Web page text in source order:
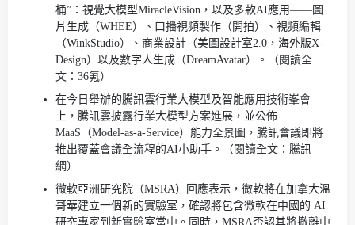
桶”：視覺大模型MiracleVision，以及多款AI應用——圖
片生成（WHEE）、口播視頻製作（開拍）、視頻編輯
（WinkStudio）、商業設計（美圖設計室2.0，海外版X-
Design）以及數字人生成（DreamAvatar）。（閱讀全
文：36氪）
在今日舉辦的騰訊雲行業大模型及智能應用技術峯會
上，騰訊雲披露行業大模型方案進展，並公佈
MaaS（Model-as-a-Service）能力全景圖，騰訊會議即將
推出覆蓋會議全流程的AI小助手。（閱讀全文：騰訊
網）
微軟亞洲研究院（MSRA）回應表示，微軟將在加拿大溫
哥華建立一個新的實驗室，確認將包含微軟在中國的 AI
研究專家到新實驗室當中。同時，MSRA否認其將撤離中